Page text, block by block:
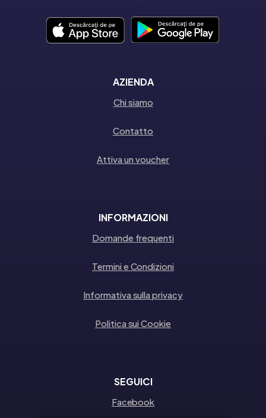
AZIENDA
Chi siamo
Contatto
Attiva un voucher
INFORMAZIONI
Domande frequenti
Termini e Condizioni
Informativa sulla privacy
Politica sui Cookie
SEGUICI
Facebook